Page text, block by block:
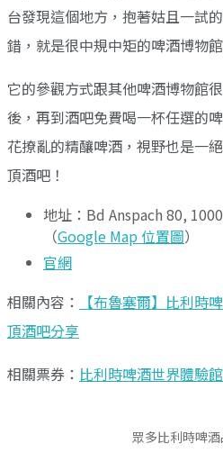
台發現這個地方，抱著姑且一試
錯，就是很中規中矩的啤酒博物館
它的參觀方式跟其他啤酒博物館
後，再到酒吧免費喝一杯任選的
花撩亂的精釀啤酒，視野也是一
頂酒吧！
地址：Bd Anspach 80,
（Google Map 位置圖）
官網
相關內容：
【布魯塞爾】比利時
頂酒吧分享
相關票券： 比利時啤酒世界體驗
眾多比利時啤